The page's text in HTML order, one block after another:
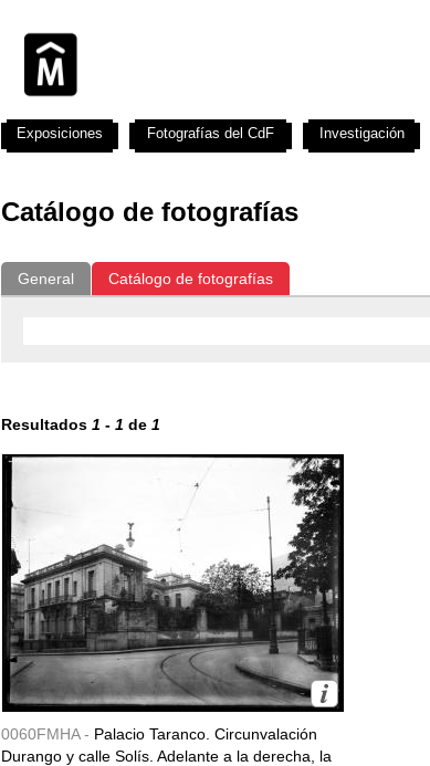
Catálogo de fotografías
General Catálogo de fotografías
Resultados 1 - 1 de 1
0060FMHA - Palacio Taranco. Circunvalación
Durango y calle Solís. Adelante a la derecha, la
Exposiciones Fotografías del CdF Investigación